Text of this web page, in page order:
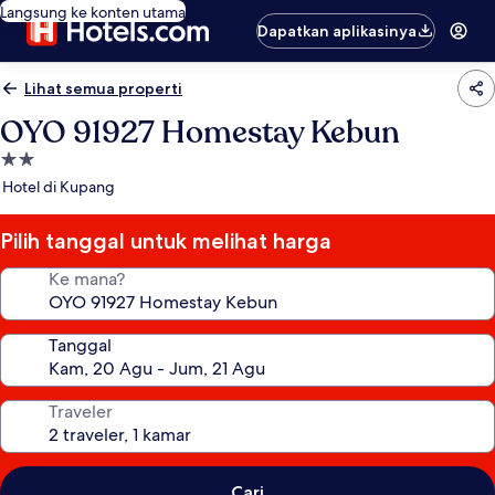
Langsung ke konten utama
Dapatkan aplikasinya
Lihat semua properti
OYO 91927 Homestay Kebun
Properti
bintang
Hotel di Kupang
Pilih tanggal untuk melihat harga
Ke mana?
Tanggal
Traveler